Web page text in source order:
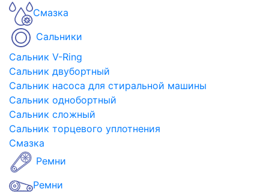
Смазка
Сальники
Сальник V-Ring
Сальник двубортный
Сальник насоса для стиральной машины
Сальник однобортный
Сальник сложный
Сальник торцевого уплотнения
Смазка
Ремни
Ремни